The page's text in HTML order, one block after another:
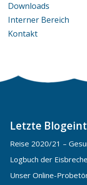
Downloads
Interner Bereich
Kontakt
Letzte
Reise 2020/21 –
Logbuch der
Unser Online-